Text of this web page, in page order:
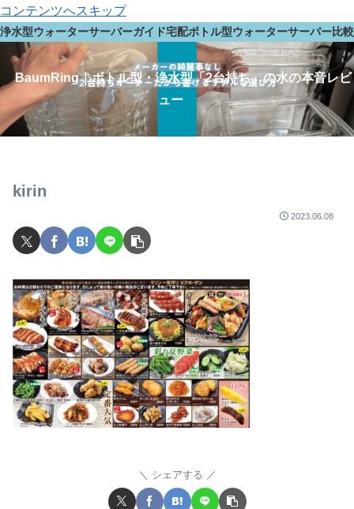
コンテンツへスキップ
BaumRing｜ボトル型・浄水型「2台持ち」の水の本音レビ
ュー
浄水型ウォーターサーバーガイド宅配ボトル型ウォーターサーバー比
kirin
2023.06.08
シェアする